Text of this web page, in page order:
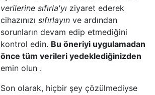
verilerine sıfırla'yı ziyaret ederek
cihazınızı sıfırlayın ve ardından
sorunların devam edip etmediğini
kontrol edin. Bu öneriyi uygulamadan
önce tüm verileri yedeklediğinizden
emin olun .
Son olarak, hiçbir şey çözülmediyse